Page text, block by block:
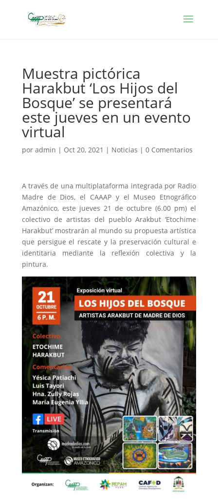
Muestra pictórica
Harakbut ‘Los Hijos del
Bosque’ se presentará
este jueves en un evento
virtual
por admin | Oct 20, 2021 | Noticias | 0 Comentarios
A través de una multiplataforma integrada por Radio
Madre de Dios, el CAAAP y el Museo Etnográfico
Amazónico, este jueves 21 de octubre (6.00 pm) el
colectivo de artistas del pueblo Arakbut ‘Etochime
Harakbut’ mostrarán al mundo su propuesta artística
que persigue el rescate y la preservación cultural e
identitaria mediante la reflexión colectiva y la
pintura.